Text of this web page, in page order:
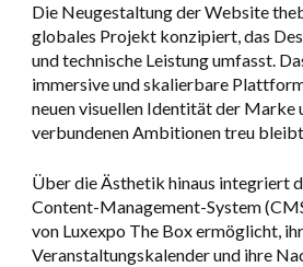
Die Neugestaltung der Website
globales Projekt konzipiert, das
und technische Leistung umfasst.
immersive und skalierbare
neuen visuellen Identität der Marke
verbundenen Ambitionen treu
Über die Ästhetik hinaus integriert
Content-Management-System
von Luxexpo The Box ermöglicht,
Veranstaltungskalender und ihre